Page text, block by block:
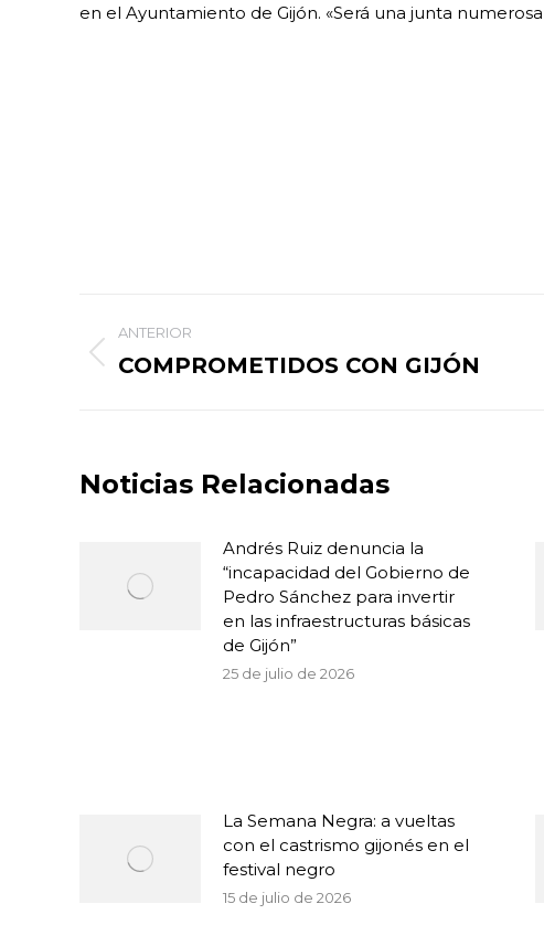
en el Ayuntamiento de Gijón. «Será una junta
Navegación
entre
ANTERIOR
Publicación
COMPROMETIDOS CON GIJÓN
Noticias Relacionadas
Andrés Ruiz denuncia la
“incapacidad del Gobierno de
Pedro Sánchez para invertir
en las infraestructuras básicas
de Gijón”
25 de julio de 2026
La Semana Negra: a vueltas
con el castrismo gijonés en el
festival negro
15 de julio de 2026